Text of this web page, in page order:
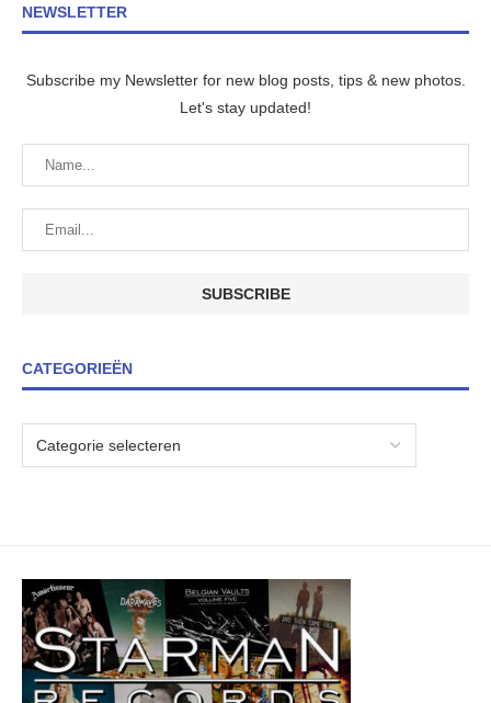
NEWSLETTER
Subscribe my Newsletter for new blog posts, tips & new photos.
Let's stay updated!
CATEGORIEËN